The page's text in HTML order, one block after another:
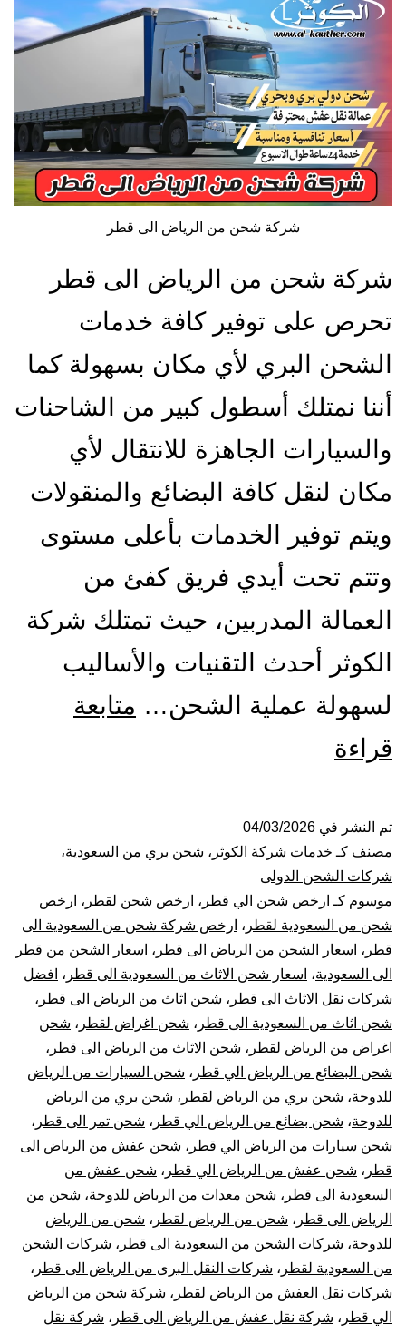
شركة شحن من الرياض الى قطر
شركة شحن من الرياض الى قطر
تحرص على توفير كافة خدمات
الشحن البري لأي مكان بسهولة كما
أننا نمتلك أسطول كبير من الشاحنات
والسيارات الجاهزة للانتقال لأي
مكان لنقل كافة البضائع والمنقولات
ويتم توفير الخدمات بأعلى مستوى
وتتم تحت أيدي فريق كفئ من
العمالة المدربين، حيث تمتلك شركة
الكوثر أحدث التقنيات والأساليب
لسهولة عملية الشحن… متابعة
قراءة
من
الرياض
الى
قطر
|
نقل
عفش
من
الرياض
لقطر
تم النشر في 04/03/2026
مصنف كـ خدمات شركة الكوثر ، شحن بري من السعودية،
شركات الشحن الدولى
موسوم كـ ارخص شحن الي قطر ، ارخص شحن لقطر ، ارخص
شحن من السعودية لقطر ، ارخص شركة شحن من السعودية الى
قطر ، اسعار الشحن من الرياض الى قطر ، اسعار الشحن من قطر
الى السعودية، اسعار شحن الاثاث من السعودية الى قطر ، افضل
شركات نقل الاثاث الى قطر ، شحن اثاث من الرياض الى قطر ،
شحن اثاث من السعودية الى قطر ، شحن اغراض لقطر ، شحن
اغراض من الرياض لقطر ، شحن الاثاث من الرياض الى قطر ،
شحن البضائع من الرياض الي قطر ، شحن السيارات من الرياض
للدوحة، شحن بري من الرياض لقطر ، شحن بري من الرياض
للدوحة، شحن بضائع من الرياض الي قطر ، شحن تمر الى قطر ،
شحن سيارات من الرياض الي قطر ، شحن عفش من الرياض الى
قطر ، شحن عفش من الرياض الي قطر ، شحن عفش من
السعودية الى قطر ، شحن معدات من الرياض للدوحة، شحن من
الرياض الى قطر ، شحن من الرياض لقطر ، شحن من الرياض
للدوحة، شركات الشحن من السعودية الى قطر ، شركات الشحن
من السعودية لقطر ، شركات النقل البرى من الرياض الى قطر ،
شركات نقل العفش من الرياض لقطر ، شركة شحن من الرياض
الي قطر ، شركة نقل عفش من الرياض الى قطر ، شركة نقل